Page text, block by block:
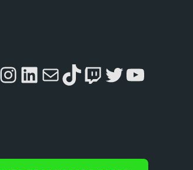
Instagram
LinkedIn
MailTikTok
Twitch
Twitter